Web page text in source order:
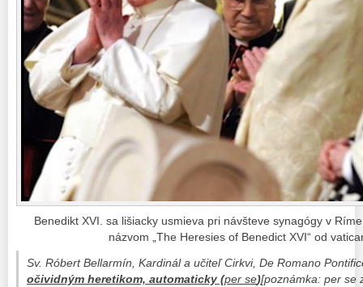
Benedikt XVI. sa lišiacky usmieva pri návšteve synagógy v
názvom „The Heresies of Benedict XVI“ od
Sv. Róbert Bellarmín, Kardinál a učiteľ Cirkvi, De Romano
očividným heretikom, automaticky (per se)[poznámka: per se